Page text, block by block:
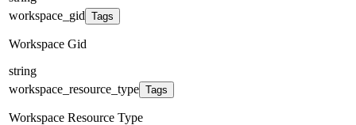
workspace_gid Tags
Workspace Gid
string
workspace_resource_type Tags
Workspace Resource Type